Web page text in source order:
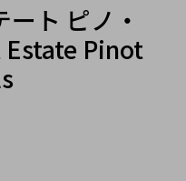
ト ピノ・
Pinot